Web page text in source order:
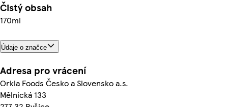
Čistý obsah
170ml
Údaje o značce
Adresa pro vrácení
Orkla Foods Česko a Slovensko a.s.
Mělnická 133